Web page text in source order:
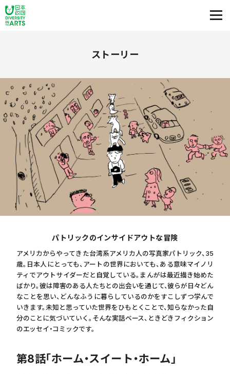
ストーリー
パトリックのインサイドアウトな冒険
アメリカからやってきた台湾系アメリカ人の写真家パトリック、35
歳。日本人にとっても、アートの世界においても、ある意味マイノリ
ティでアウトサイダーだと自覚している。まんがは最近描き始めた
ばかり。彼は障害のある人たちとの出会いを通じて、彼らが日々どん
なことを思い、どんなふうに暮らしているのかをすこしずつ学んで
いきます。未知と思っていた世界をひもとくことで、知らなかった自
分のことに気づいていく。そんな実話ベース、ときどきフィクション
のエッセイ・コミックです。
第8話「ホーム・スイート・ホーム」